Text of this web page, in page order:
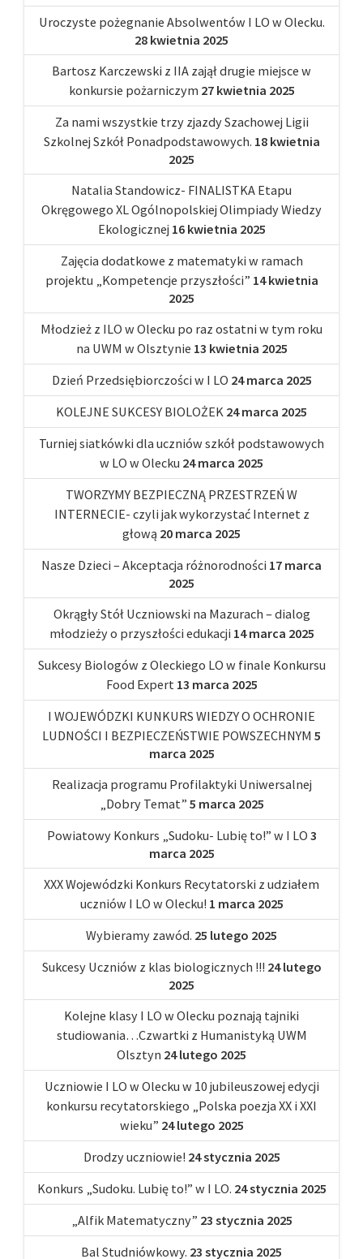
Uroczyste pożegnanie Absolwentów I LO w Olecku.
28 kwietnia 2025
Bartosz Karczewski z IIA zajął drugie miejsce w
konkursie pożarniczym 27 kwietnia 2025
Za nami wszystkie trzy zjazdy Szachowej Ligii
Szkolnej Szkół Ponadpodstawowych. 18 kwietnia
2025
Natalia Standowicz- FINALISTKA Etapu
Okręgowego XL Ogólnopolskiej Olimpiady Wiedzy
Ekologicznej 16 kwietnia 2025
Zajęcia dodatkowe z matematyki w ramach
projektu „Kompetencje przyszłości” 14 kwietnia
2025
Młodzież z ILO w Olecku po raz ostatni w tym roku
na UWM w Olsztynie 13 kwietnia 2025
Dzień Przedsiębiorczości w I LO 24 marca 2025
KOLEJNE SUKCESY BIOLOŻEK 24 marca 2025
Turniej siatkówki dla uczniów szkół podstawowych
w LO w Olecku 24 marca 2025
TWORZYMY BEZPIECZNĄ PRZESTRZEŃ W
INTERNECIE- czyli jak wykorzystać Internet z
głową 20 marca 2025
Nasze Dzieci – Akceptacja różnorodności 17 marca
2025
Okrągły Stół Uczniowski na Mazurach – dialog
młodzieży o przyszłości edukacji 14 marca 2025
Sukcesy Biologów z Oleckiego LO w finale Konkursu
Food Expert 13 marca 2025
I WOJEWÓDZKI KUNKURS WIEDZY O OCHRONIE
LUDNOŚCI I BEZPIECZEŃSTWIE POWSZECHNYM 5
marca 2025
Realizacja programu Profilaktyki Uniwersalnej
„Dobry Temat” 5 marca 2025
Powiatowy Konkurs „Sudoku- Lubię to!” w I LO 3
marca 2025
XXX Wojewódzki Konkurs Recytatorski z udziałem
uczniów I LO w Olecku! 1 marca 2025
Wybieramy zawód. 25 lutego 2025
Sukcesy Uczniów z klas biologicznych !!! 24 lutego
2025
Kolejne klasy I LO w Olecku poznają tajniki
studiowania…Czwartki z Humanistyką UWM
Olsztyn 24 lutego 2025
Uczniowie I LO w Olecku w 10 jubileuszowej edycji
konkursu recytatorskiego „Polska poezja XX i XXI
wieku” 24 lutego 2025
Drodzy uczniowie! 24 stycznia 2025
Konkurs „Sudoku. Lubię to!” w I LO. 24 stycznia 2025
„Alfik Matematyczny” 23 stycznia 2025
Bal Studniówkowy. 23 stycznia 2025